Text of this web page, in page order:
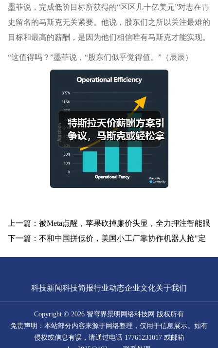
墨菲说，完成低阶目标所获得的“区区几十亿美元”对志在青
史留名的马斯克无关紧要。他说，股东们之所以关注最难的
目标和最高的薪酬，是因为他们相信唯有马斯克才能实现。
“这值得吗？”墨菲说，“股东们似乎觉得值。”（ 辰辰）
上一篇：被Meta点醒，苹果砍掉廉价头显，全力押注智能眼
下一篇：不和中国拼低价，美国小工厂靠协作机器人抢"定
科技新闻科技简报行业动态企业文化关于我们
Copyright © 2026 智穹界景明网络科技网 版权所有
免责声明：本站部分内容来源于网络整理，仅用于信息展示。如有
侵权或信息有误，请通过电话 17761231017 或邮箱